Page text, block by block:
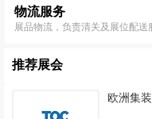
物流服务
展品物流，负责清关及展位配送
推荐展会
欧洲集